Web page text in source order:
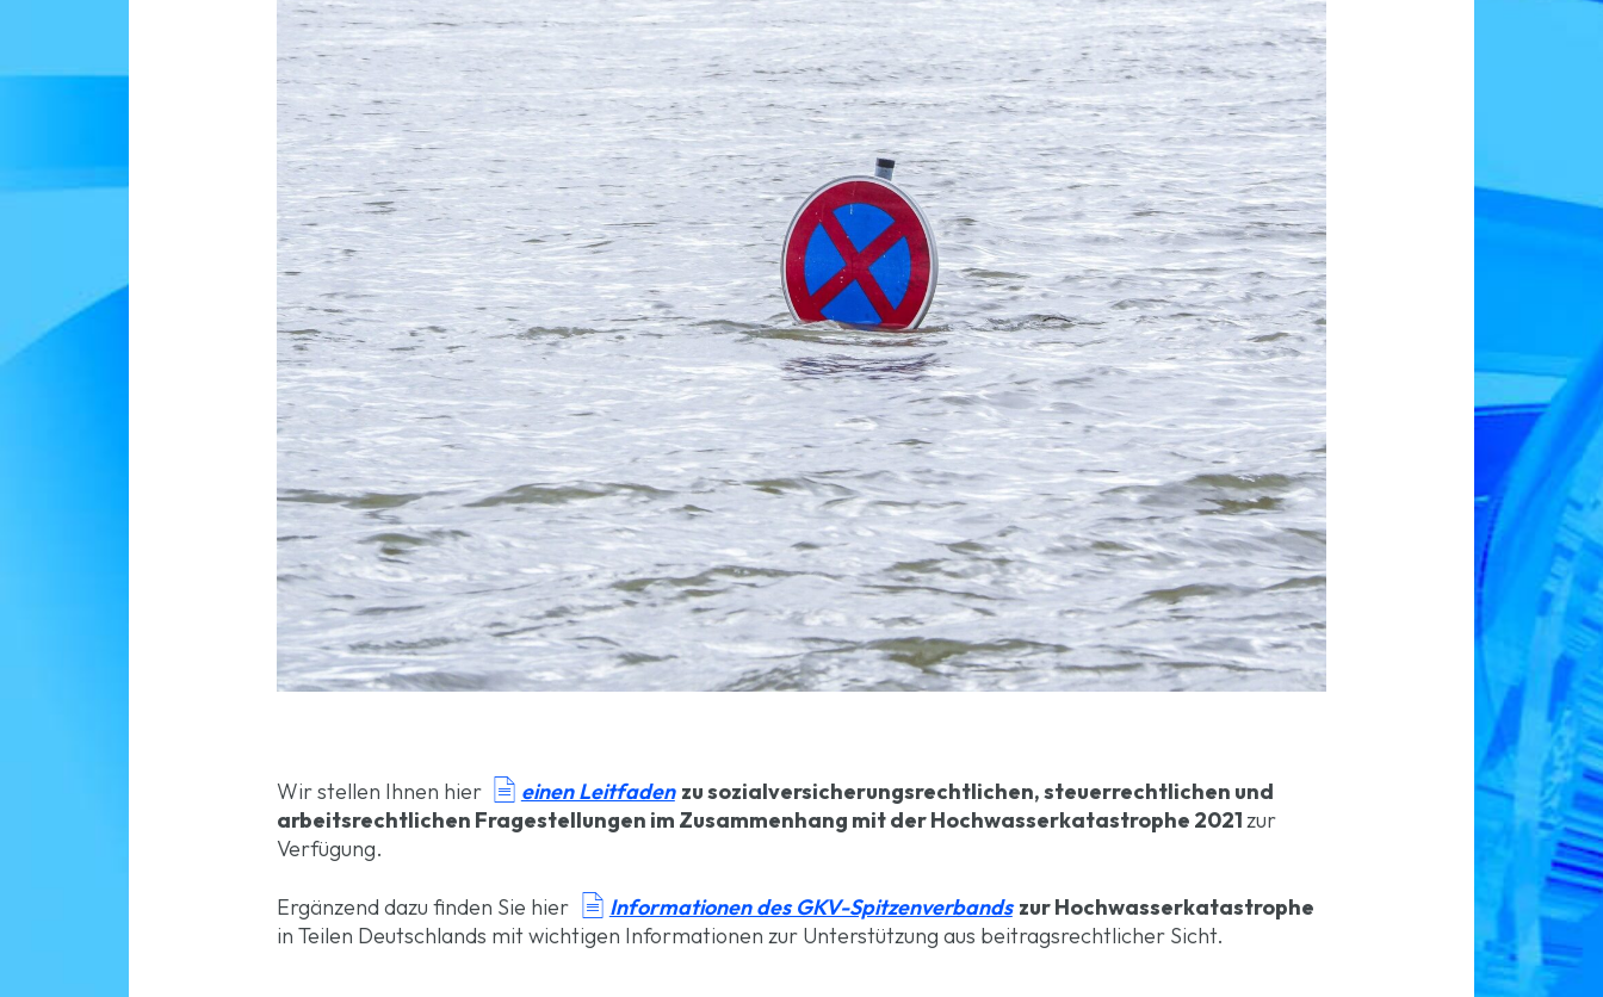
Wir stellen Ihnen hier  einen Leitfaden zu sozialversicherungsrechtlichen, steuerrechtlichen und
arbeitsrechtlichen Fragestellungen im Zusammenhang mit der Hochwasserkatastrophe 2021zur
Verfügung.
Ergänzend dazu finden Sie hier  Informationen des GKV-Spitzenverbandszur Hochwasserkatastrophe
in Teilen Deutschlands mit wichtigen Informationen zur Unterstützung aus beitragsrechtlicher Sicht.